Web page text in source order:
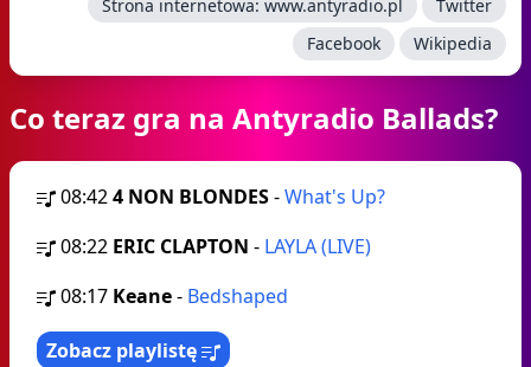
Strona internetowa: www.antyradio.pl
Twitter
Facebook
Wikipedia
Co teraz gra na Antyradio Ballads?
08:424 NON BLONDES-What's Up?
08:22 ERIC CLAPTON - LAYLA (LIVE)
08:17 Keane- Bedshaped
Zobacz playlistę